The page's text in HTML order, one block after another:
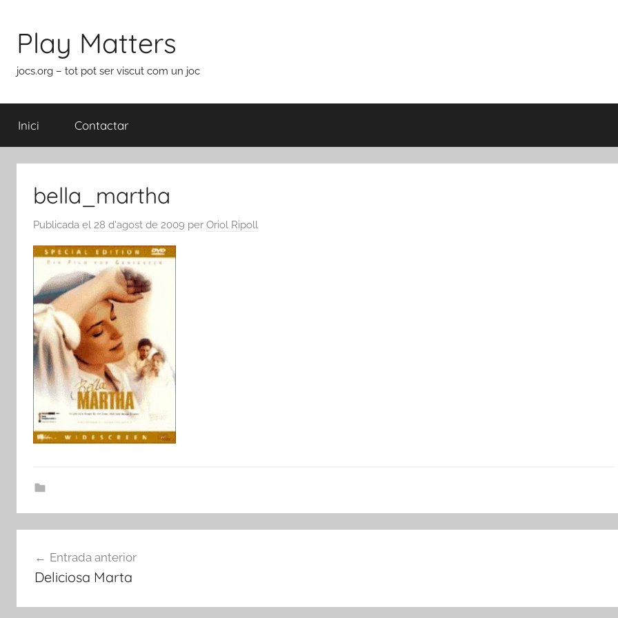
contingut
Play Matters
jocs.org – tot pot ser viscut com un joc
Inici Contactar
bella_martha
Publicada el 28 d'agost de 2009 per Oriol Ripoll
d'entrades
Entrada anterior
Deliciosa Marta